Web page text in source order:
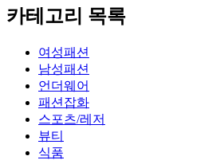
카테고리 목록
여성패션
남성패션
언더웨어
패션잡화
스포츠/레저
뷰티
식품